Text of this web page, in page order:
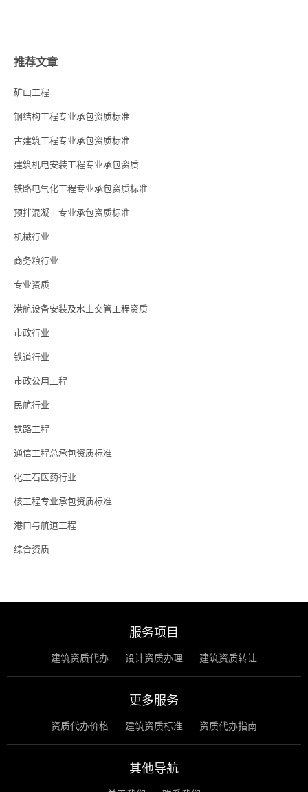
推荐文章
矿山工程
钢结构工程专业承包资质标准
古建筑工程专业承包资质标准
建筑机电安装工程专业承包资质
铁路电气化工程专业承包资质标准
预拌混凝土专业承包资质标准
机械行业
商务粮行业
专业资质
港航设备安装及水上交管工程资质
市政行业
铁道行业
市政公用工程
民航行业
铁路工程
通信工程总承包资质标准
化工石医药行业
核工程专业承包资质标准
港口与航道工程
综合资质
服务项目
建筑资质代办 设计资质办理 建筑资质转让
更多服务
资质代办价格 建筑资质标准 资质代办指南
其他导航